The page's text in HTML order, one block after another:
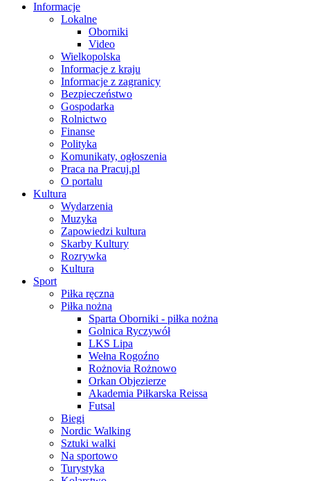
Informacje
Lokalne
Oborniki
Video
Wielkopolska
Informacje z kraju
Informacje z zagranicy
Bezpieczeństwo
Gospodarka
Rolnictwo
Finanse
Polityka
Komunikaty, ogłoszenia
Praca na Pracuj.pl
O portalu
Kultura
Wydarzenia
Muzyka
Zapowiedzi kultura
Skarby Kultury
Rozrywka
Kultura
Sport
Piłka ręczna
Piłka nożna
Sparta Oborniki - piłka nożna
Golnica Ryczywół
LKS Lipa
Wełna Rogoźno
Rożnovia Rożnowo
Orkan Objezierze
Akademia Piłkarska Reissa
Futsal
Biegi
Nordic Walking
Sztuki walki
Na sportowo
Turystyka